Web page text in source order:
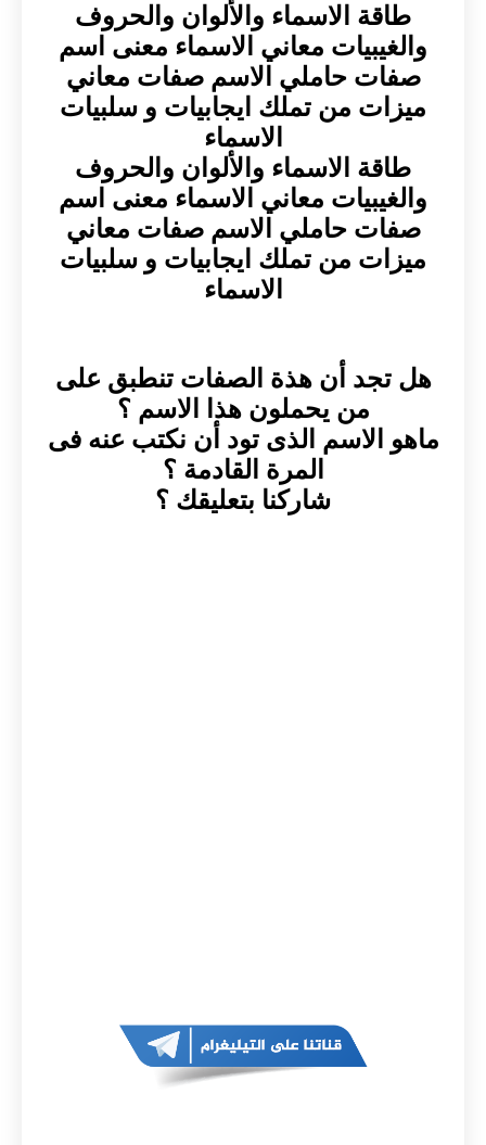
طاقة الاسماء والألوان والحروف
والغيبيات معاني الاسماء معنى اسم
صفات حاملي الاسم صفات معاني
ميزات من تملك ايجابيات و سلبيات
الاسماء
طاقة الاسماء والألوان والحروف
والغيبيات معاني الاسماء معنى اسم
صفات حاملي الاسم صفات معاني
ميزات من تملك ايجابيات و سلبيات
الاسماء
هل تجد أن هذة الصفات تنطبق على
من يحملون هذا الاسم ؟
ماهو الاسم الذى تود أن نكتب عنه فى
المرة القادمة ؟
شاركنا بتعليقك ؟